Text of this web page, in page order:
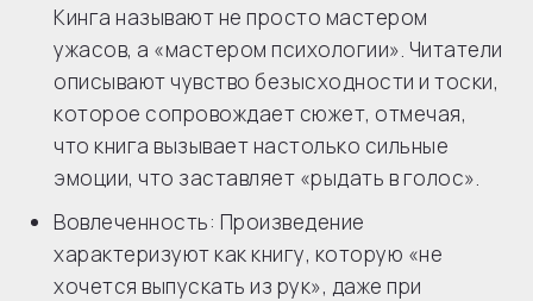
Кинга называют не просто мастером
ужасов, а «мастером психологии». Читатели
описывают чувство безысходности и тоски,
которое сопровождает сюжет, отмечая,
что книга вызывает настолько сильные
эмоции, что заставляет «рыдать в голос».
Вовлеченность: Произведение
характеризуют как книгу, которую «не
хочется выпускать из рук», даже при